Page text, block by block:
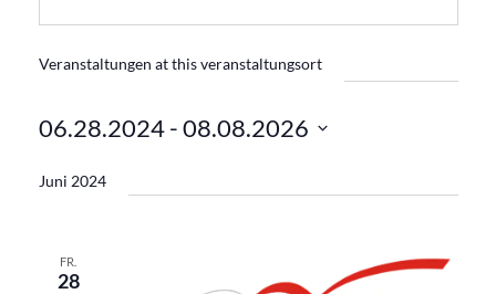
Veranstaltungen at this veranstaltungsort
06.28.2024 - 08.08.2026
wählen.
Juni 2024
FR.
28